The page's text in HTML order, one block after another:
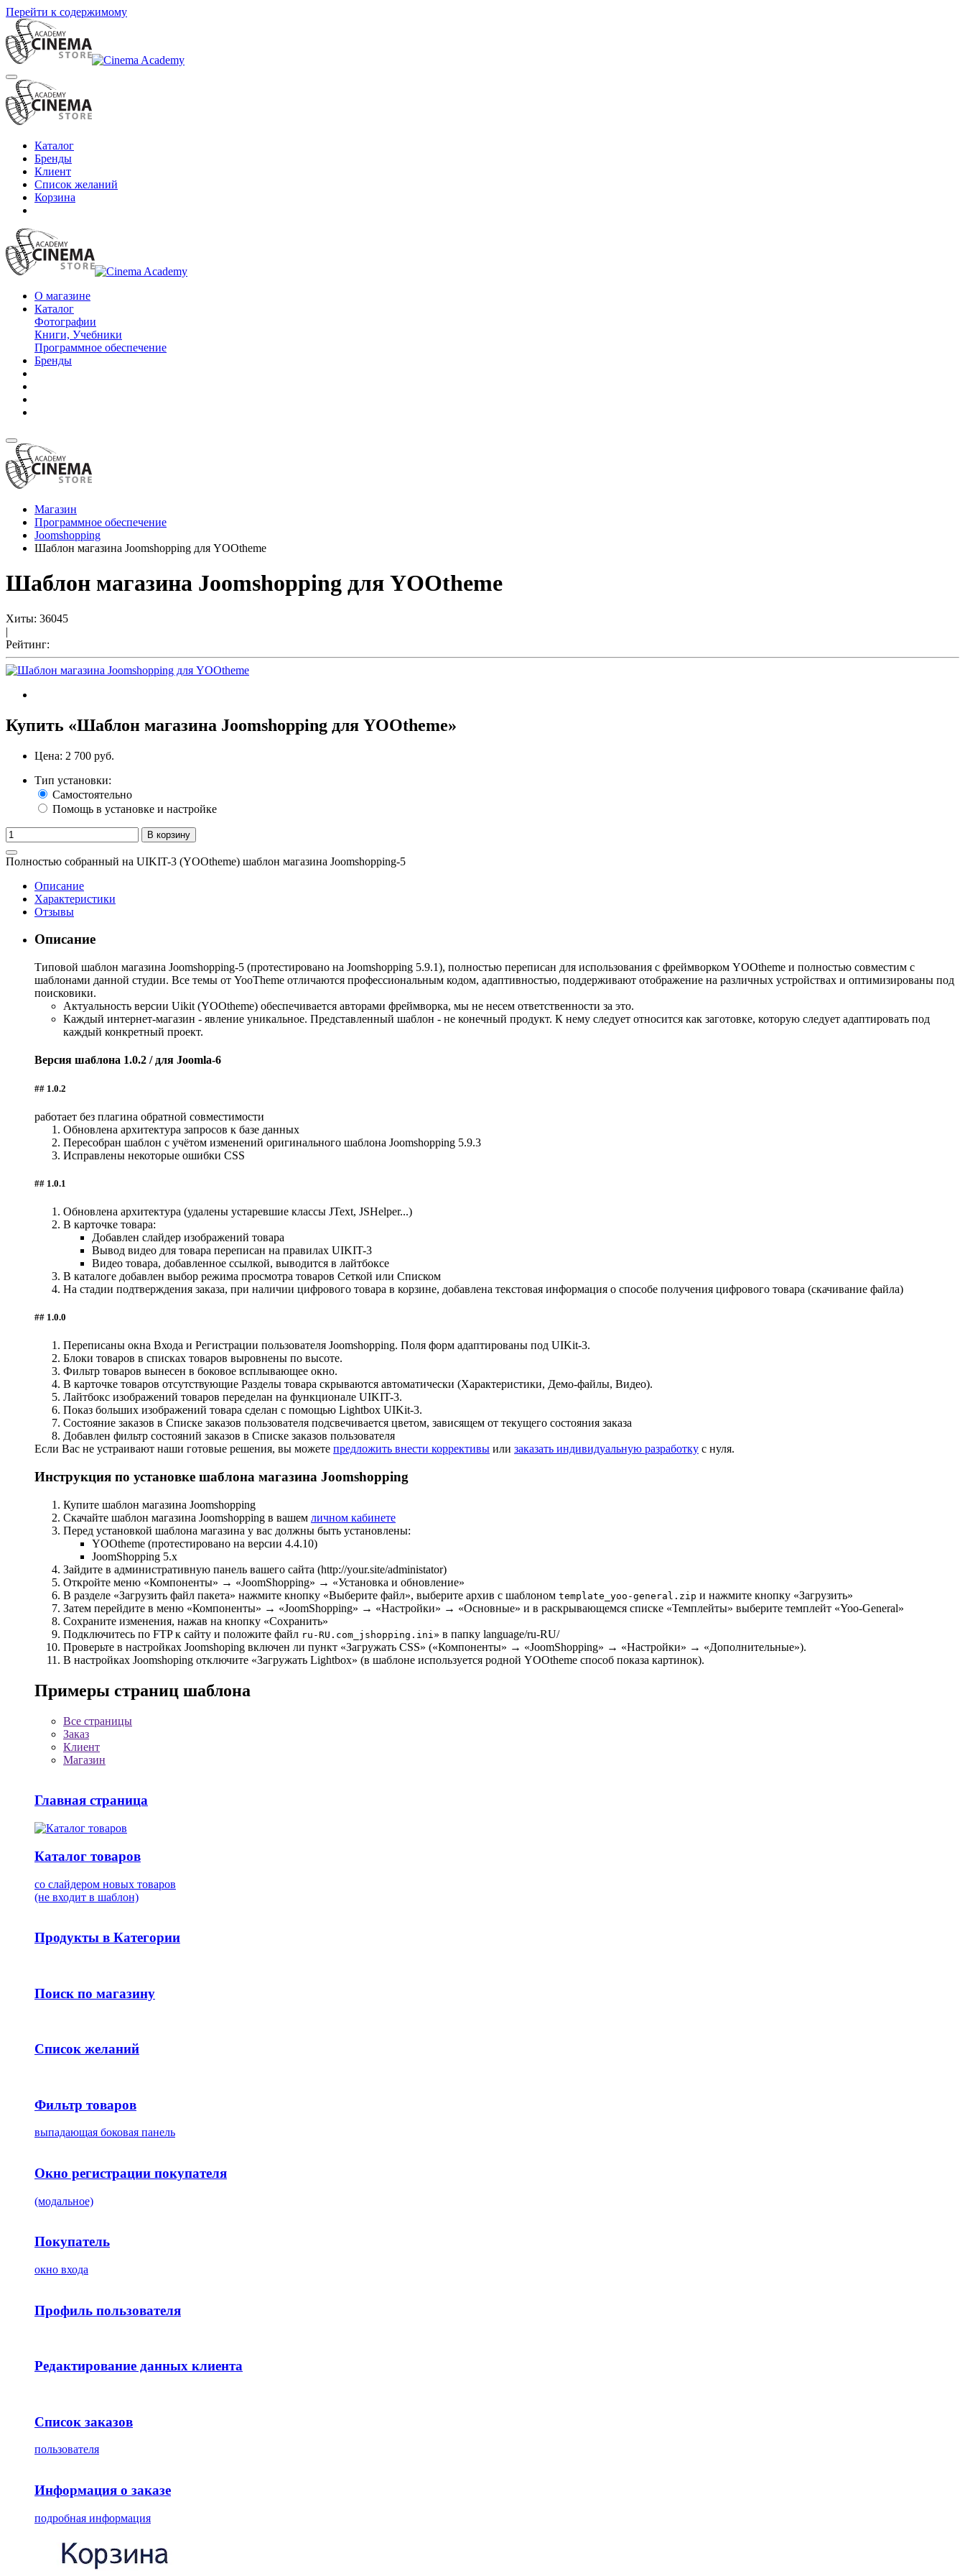
Перейти к содержимому
Каталог
Бренды
Клиент
Список желаний
Корзина
О магазине
Каталог
Фотографии
Книги, Учебники
Программное обеспечение
Бренды
Магазин
Программное обеспечение
Joomshopping
Шаблон магазина Joomshopping для YOOtheme
Шаблон магазина Joomshopping для YOOtheme
Хиты: 36045
|
Рейтинг:
Купить «Шаблон магазина Joomshopping для YOOtheme»
Цена: 2 700 руб.
Тип установки:
Самостоятельно
Помощь в установке и настройке
В корзину
Полностью собранный на UIKIT-3 (YOOtheme) шаблон магазина Joomshopping-5
Описание
Характеристики
Отзывы
Описание
Типовой шаблон магазина Joomshopping-5 (протестировано на Joomshopping 5.9.1), полностью переписан для использования с фреймворком YOOtheme и полностью совместим с
шаблонами данной студии. Все темы от YooTheme отличаются профессиональным кодом, адаптивностью, поддерживают отображение на различных устройствах и оптимизированы под
поисковики.
Актуальность версии Uikit (YOOtheme) обеспечивается авторами фреймворка, мы не несем ответственности за это.
Каждый интернет-магазин - явление уникальное. Представленный шаблон - не конечный продукт. К нему следует относится как заготовке, которую следует адаптировать под
каждый конкретный проект.
Версия шаблона 1.0.2 / для Joomla-6
## 1.0.2
работает без плагина обратной совместимости
Обновлена архитектура запросов к базе данных
Пересобран шаблон с учётом изменений оригинального шаблона Joomshopping 5.9.3
Исправлены некоторые ошибки CSS
## 1.0.1
Обновлена архитектура (удалены устаревшие классы JText, JSHelper...)
В карточке товара:
Добавлен слайдер изображений товара
Вывод видео для товара переписан на правилах UIKIT-3
Видео товара, добавленное ссылкой, выводится в лайтбоксе
В каталоге добавлен выбор режима просмотра товаров Сеткой или Списком
На стадии подтверждения заказа, при наличии цифрового товара в корзине, добавлена текстовая информация о способе получения цифрового товара (скачивание файла)
## 1.0.0
Переписаны окна Входа и Регистрации пользователя Joomshopping. Поля форм адаптированы под UIKit-3.
Блоки товаров в списках товаров выровнены по высоте.
Фильтр товаров вынесен в боковое всплывающее окно.
В карточке товаров отсутствующие Разделы товара скрываются автоматически (Характеристики, Демо-файлы, Видео).
Лайтбокс изображений товаров переделан на функционале UIKIT-3.
Показ больших изображений товара сделан с помощью Lightbox UIKit-3.
Состояние заказов в Списке заказов пользователя подсвечивается цветом, зависящем от текущего состояния заказа
Добавлен фильтр состояний заказов в Списке заказов пользователя
Если Вас не устраивают наши готовые решения, вы можете предложить внести коррективы или заказать индивидуальную разработку с нуля.
Инструкция по установке шаблона магазина Joomshopping
Купите шаблон магазина Joomshopping
Скачайте шаблон магазина Joomshopping в вашем личном кабинете
Перед установкой шаблона магазина у вас должны быть установлены:
YOOtheme (протестировано на версии 4.4.10)
JoomShopping 5.x
Зайдите в административную панель вашего сайта (http://your.site/administator)
Откройте меню «Компоненты» → «JoomShopping» → «Установка и обновление»
В разделе «Загрузить файл пакета» нажмите кнопку «Выберите файл», выберите архив с шаблоном template_yoo-general.zip и нажмите кнопку «Загрузить»
Затем перейдите в меню «Компоненты» → «JoomShopping» → «Настройки» → «Основные» и в раскрывающемся списке «Темплейты» выберите темплейт «Yoo-General»
Сохраните изменения, нажав на кнопку «Сохранить»
Подключитеcь по FTP к сайту и положите файл ru-RU.com_jshopping.ini» в папку language/ru-RU/
Проверьте в настройках Joomshoping включен ли пункт «Загружать CSS» («Компоненты» → «JoomShopping» → «Настройки» → «Дополнительные»).
В настройках Joomshoping отключите «Загружать Lightbox» (в шаблоне используется родной YOOtheme способ показа картинок).
Примеры страниц шаблона
Все страницы
Заказ
Клиент
Магазин
Главная страница
Каталог товаров
со слайдером новых товаров
(не входит в шаблон)
Продукты в Категории
Поиск по магазину
Список желаний
Фильтр товаров
выпадающая боковая панель
Окно регистрации покупателя
(модальное)
Покупатель
окно входа
Профиль пользователя
Редактирование данных клиента
Список заказов
пользователя
Информация о заказе
подробная информация